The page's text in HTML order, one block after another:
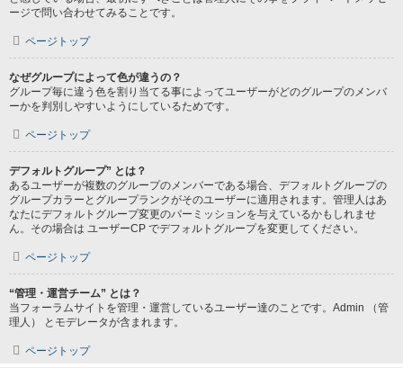
ージで問い合わせてみることです。
ページトップ
なぜグループによって色が違うの？
グループ毎に違う色を割り当てる事によってユーザーがどのグループのメンバ
ーかを判別しやすいようにしているためです。
ページトップ
デフォルトグループ” とは？
あるユーザーが複数のグループのメンバーである場合、デフォルトグループの
グループカラーとグループランクがそのユーザーに適用されます。管理人はあ
なたにデフォルトグループ変更のパーミッションを与えているかもしれませ
ん。その場合は ユーザーCP でデフォルトグループを変更してください。
ページトップ
“管理・運営チーム” とは？
当フォーラムサイトを管理・運営しているユーザー達のことです。Admin （管
理人） とモデレータが含まれます。
ページトップ